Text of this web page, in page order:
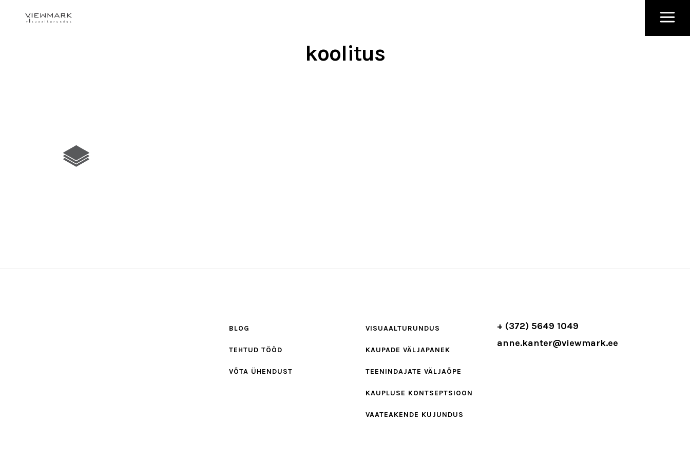
koolitus
BLOG
TEHTUD TÖÖD
VÕTA ÜHENDUST
VISUAALTURUNDUS
KAUPADE VÄLJAPANEK
TEENINDAJATE VÄLJAÕPE
KAUPLUSE KONTSEPTSIOON
VAATEAKENDE KUJUNDUS
+ (372) 5649 1049
anne.kanter@viewmark.ee